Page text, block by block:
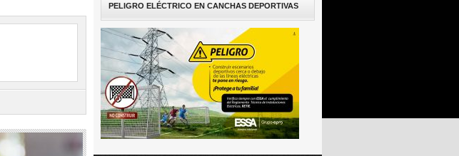
PELIGRO ELÉCTRICO EN CANCHAS DEPORTIVAS